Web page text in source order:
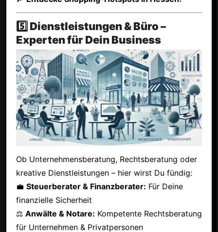
5️⃣ Dienstleistungen & Büro –
Experten für Dein Business
Ob Unternehmensberatung, Rechtsberatung oder
kreative Dienstleistungen – hier wirst Du fündig:
💼 Steuerberater & Finanzberater: Für Deine
finanzielle Sicherheit
⚖ Anwälte & Notare: Kompetente Rechtsberatung
für Unternehmen & Privatpersonen